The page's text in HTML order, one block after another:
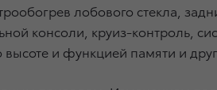
лобового стекла,
консоли, круиз-контроль,
высоте и функцией памяти и